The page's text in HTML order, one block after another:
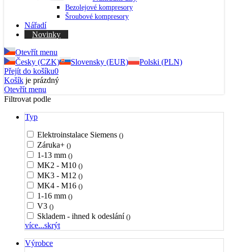
Bezolejové kompresory
Šroubové kompresory
Nářadí
Novinky
Otevřít menu
Česky (CZK)
Slovensky (EUR)
Polski (PLN)
Přejít do košíku0
Košík je prázdný
Otevřít menu
Filtrovat podle
Typ
Elektroinstalace Siemens ()
Záruka+ ()
1-13 mm ()
MK2 - M10 ()
MK3 - M12 ()
MK4 - M16 ()
1-16 mm ()
V3 ()
Skladem - ihned k odeslání ()
více...skrýt
Výrobce